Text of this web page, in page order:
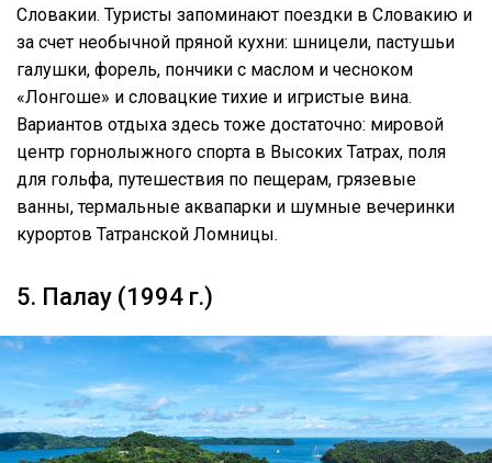
Словакии. Туристы запоминают поездки в Словакию и
за счет необычной пряной кухни: шницели, пастушьи
галушки, форель, пончики с маслом и чесноком
«Лонгоше» и словацкие тихие и игристые вина.
Вариантов отдыха здесь тоже достаточно: мировой
центр горнолыжного спорта в Высоких Татрах, поля
для гольфа, путешествия по пещерам, грязевые
ванны, термальные аквапарки и шумные вечеринки
курортов Татранской Ломницы.
5. Палау (1994 г.)